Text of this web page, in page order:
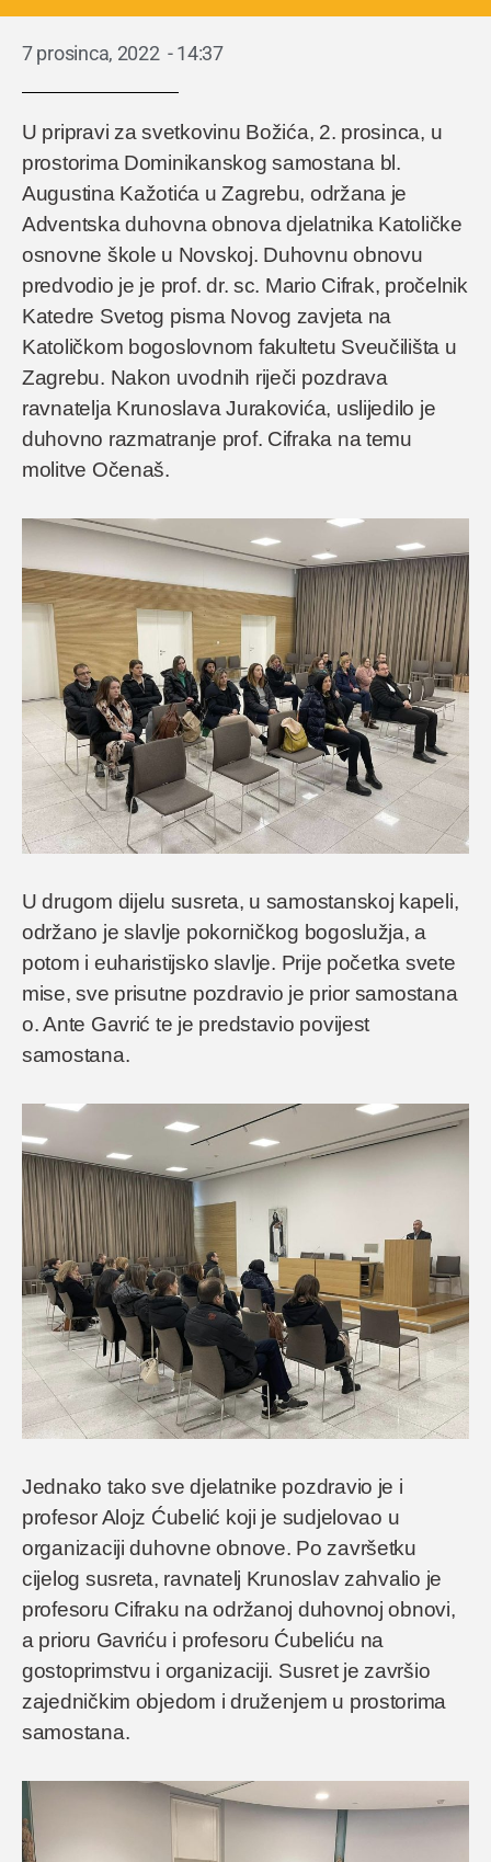
7 prosinca, 2022 -14:37
U pripravi za svetkovinu Božića, 2. prosinca, u
prostorima Dominikanskog samostana bl.
Augustina Kažotića u Zagrebu, održana je
Adventska duhovna obnova djelatnika Katoličke
osnovne škole u Novskoj. Duhovnu obnovu
predvodio je je prof. dr. sc. Mario Cifrak, pročelnik
Katedre Svetog pisma Novog zavjeta na
Katoličkom bogoslovnom fakultetu Sveučilišta u
Zagrebu. Nakon uvodnih riječi pozdrava
ravnatelja Krunoslava Jurakovića, uslijedilo je
duhovno razmatranje prof. Cifraka na temu
molitve Očenaš.
U drugom dijelu susreta, u samostanskoj kapeli,
održano je slavlje pokorničkog bogoslužja, a
potom i euharistijsko slavlje. Prije početka svete
mise, sve prisutne pozdravio je prior samostana
o. Ante Gavrić te je predstavio povijest
samostana.
Jednako tako sve djelatnike pozdravio je i
profesor Alojz Ćubelić koji je sudjelovao u
organizaciji duhovne obnove. Po završetku
cijelog susreta, ravnatelj Krunoslav zahvalio je
profesoru Cifraku na održanoj duhovnoj obnovi,
a prioru Gavriću i profesoru Ćubeliću na
gostoprimstvu i organizaciji. Susret je završio
zajedničkim objedom i druženjem u prostorima
samostana.